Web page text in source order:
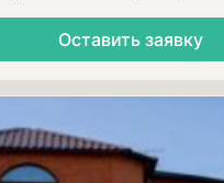
Оставить заявку